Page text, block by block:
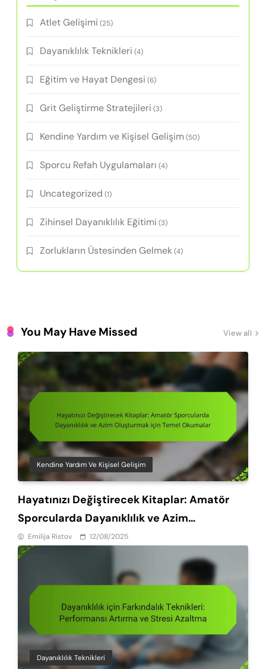
Atlet Gelişimi (25)
Dayanıklılık Teknikleri (4)
Eğitim ve Hayat Dengesi (6)
Grit Geliştirme Stratejileri (3)
Kendine Yardım ve Kişisel Gelişim (50)
Sporcu Refah Uygulamaları (4)
Uncategorized (1)
Zihinsel Dayanıklılık Eğitimi (3)
Zorlukların Üstesinden Gelmek(4)
View all
You May Have Missed
Kendine Yardım Ve Kişisel Gelişim
Hayatınızı Değiştirecek Kitaplar: Amatör
Sporcularda Dayanıklılık ve Azim
Oluşturmak için Temel Okumalar
Emilija Ristov 12/08/2025
Dayanıklılık Teknikleri